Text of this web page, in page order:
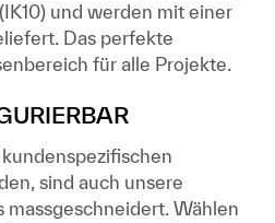
und werden mit einer
Das perfekte
für alle Projekte.
sind auch unsere
massgeschneidert. Wählen